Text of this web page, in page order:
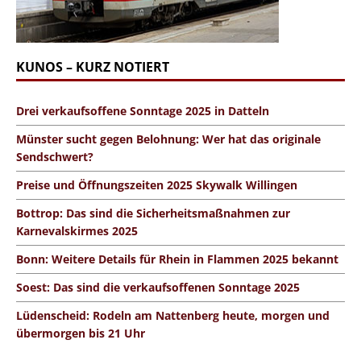
KUNOS – KURZ NOTIERT
Drei verkaufsoffene Sonntage 2025 in Datteln
Münster sucht gegen Belohnung: Wer hat das originale
Sendschwert?
Preise und Öffnungszeiten 2025 Skywalk Willingen
Bottrop: Das sind die Sicherheitsmaßnahmen zur
Karnevalskirmes 2025
Bonn: Weitere Details für Rhein in Flammen 2025 bekannt
Soest: Das sind die verkaufsoffenen Sonntage 2025
Lüdenscheid: Rodeln am Nattenberg heute, morgen und
übermorgen bis 21 Uhr